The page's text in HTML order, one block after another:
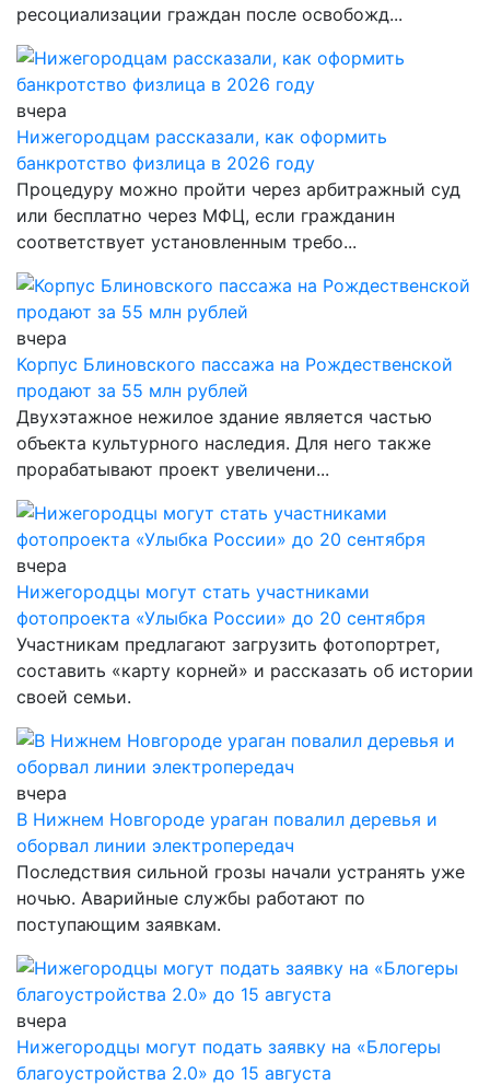
ресоциализации граждан после освобожд...
вчера
Нижегородцам рассказали, как оформить
банкротство физлица в 2026 году
Процедуру можно пройти через арбитражный суд
или бесплатно через МФЦ, если гражданин
соответствует установленным требо...
вчера
Корпус Блиновского пассажа на Рождественской
продают за 55 млн рублей
Двухэтажное нежилое здание является частью
объекта культурного наследия. Для него также
прорабатывают проект увеличени...
вчера
Нижегородцы могут стать участниками
фотопроекта «Улыбка России» до 20 сентября
Участникам предлагают загрузить фотопортрет,
составить «карту корней» и рассказать об истории
своей семьи.
вчера
В Нижнем Новгороде ураган повалил деревья и
оборвал линии электропередач
Последствия сильной грозы начали устранять уже
ночью. Аварийные службы работают по
поступающим заявкам.
вчера
Нижегородцы могут подать заявку на «Блогеры
благоустройства 2.0» до 15 августа